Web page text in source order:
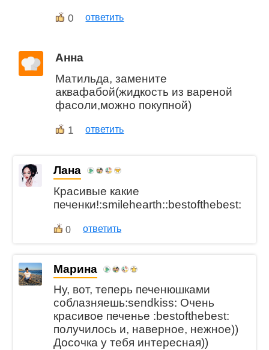
0 ответить
Анна
Матильда, замените
аквафабой(жидкость из вареной
фасоли,можно покупной)
1 ответить
Лана
Красивые какие
печенки!:smilehearth::bestofthebest:
0 ответить
Марина
Ну, вот, теперь печенюшками
соблазняешь:sendkiss: Очень
красивое печенье :bestofthebest:
получилось и, наверное, нежное))
Досочка у тебя интересная))